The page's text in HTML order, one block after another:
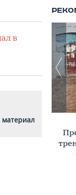
в
материал